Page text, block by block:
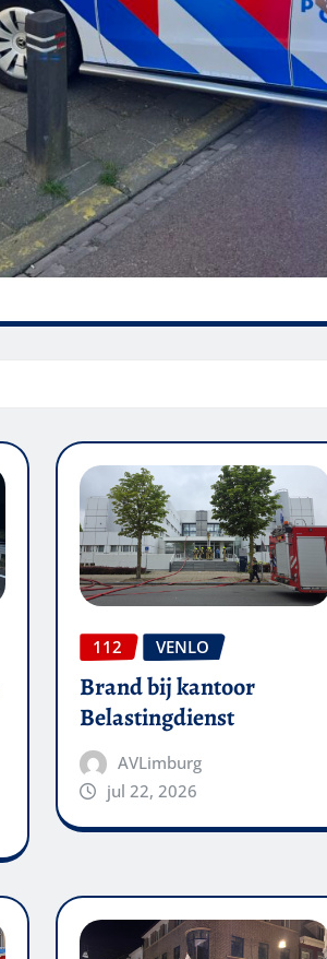
112 VENLO
Brand bij kantoor
Belastingdienst
AVLimburg
jul 22, 2026